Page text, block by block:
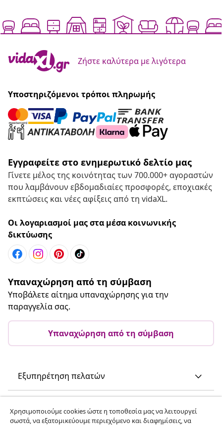
Ζήστε καλύτερα με λιγότερα
Υποστηριζόμενοι τρόποι πληρωμής
Εγγραφείτε στο ενημερωτικό δελτίο μας
Γίνετε μέλος της κοινότητας των 700.000+ αγοραστών
που λαμβάνουν εβδομαδιαίες προσφορές, εποχιακές
εκπτώσεις και νέες αφίξεις από τη vidaXL.
Οι λογαριασμοί μας στα μέσα κοινωνικής
δικτύωσης
Υπαναχώρηση από τη σύμβαση
Υποβάλετε αίτημα υπαναχώρησης για την
παραγγελία σας.
Υπαναχώρηση από τη σύμβαση
Εξυπηρέτηση πελατών
Χρησιμοποιούμε cookies ώστε η τοποθεσία μας να λειτουργεί
σωστά, να εξατομικεύουμε περιεχόμενο και διαφημίσεις, να